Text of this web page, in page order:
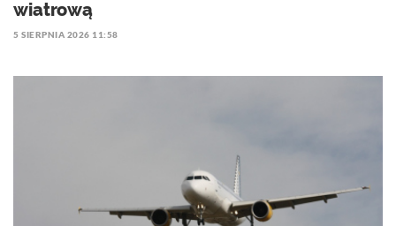
wiatrową
5 SIERPNIA 2026 11:58